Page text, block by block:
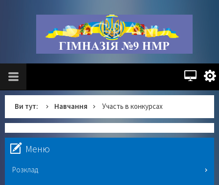
Ви тут: Навчання Участь в конкурсах
Меню
Розклад